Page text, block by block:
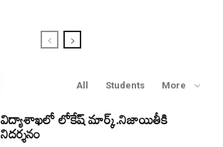
All Students More
విద్యాశాఖలో లోకేష్ మార్క్.నిజాయితీకి
నిదర్శనం